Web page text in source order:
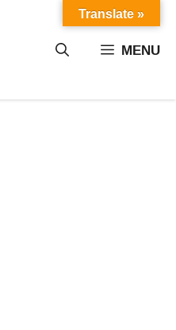
MENU
Translate »